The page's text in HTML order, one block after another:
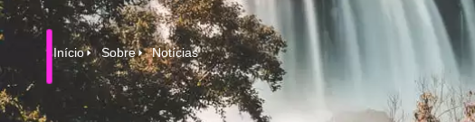
Início Sobre Notícias